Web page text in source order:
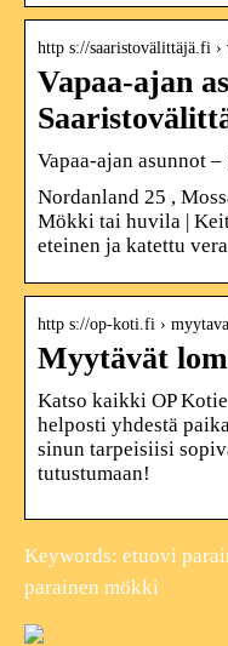
http s://saaristovälittäjä.fi ›
Vapaa-ajan
Vapaa-ajan asunnot
Nordanland 25 ,
Mökki tai huvila |
eteinen ja katettu
http s://op-koti.fi ›
Myytävät
Katso kaikki OP
helposti yhdestä
sinun tarpeisiisi
tutustumaan!
Keywords: etuovi
parainen mökki